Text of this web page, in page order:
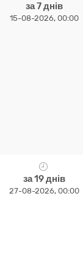
за 7 днів
15-08-2026, 00:00
за 19 днів
27-08-2026, 00:00